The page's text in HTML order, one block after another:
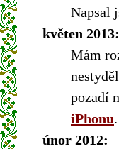
Napsal
květen 2013:
Mám
pozadí
iPhonu.
únor 2012: